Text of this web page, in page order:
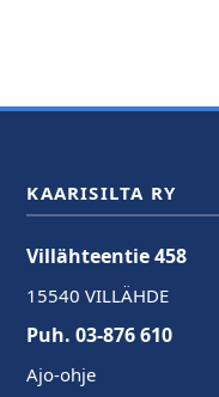
KAARISILTA RY
Villähteentie 458
15540 VILLÄHDE
Puh. 03-876 610
Ajo-ohje